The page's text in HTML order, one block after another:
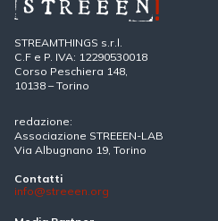
STREAMTHINGS s.r.l.
C.F e P. IVA: 12290530018
Corso Peschiera 148,
10138 – Torino
redazione:
Associazione STREEEN-LAB
Via Albugnano 19, Torino
Contatti
info@streeen.org